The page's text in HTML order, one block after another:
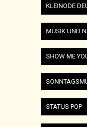
KLEINODE
MUSIK UND
SHOW ME
STATUS POP